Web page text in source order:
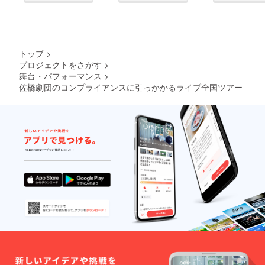
トップ >
プロジェクトをさがす >
舞台・パフォーマンス >
佐橋劇団のコンプライアンスに引っかかるライブ全国ツアー